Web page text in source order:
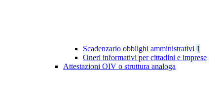
Scadenzario obblighi amministrativi 1
Oneri informativi per cittadini e imprese
Attestazioni OIV o struttura analoga